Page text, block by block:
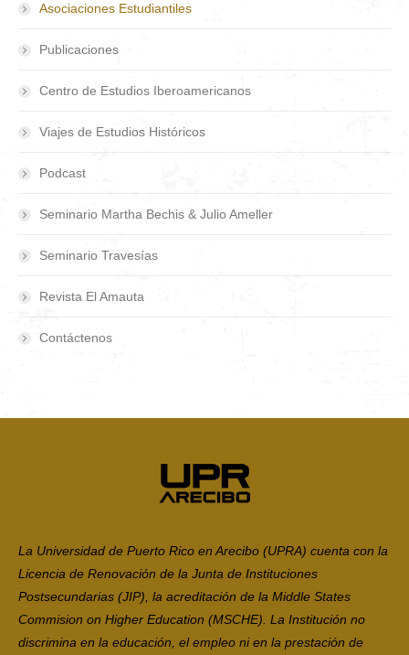
Asociaciones Estudiantiles
Publicaciones
Centro de Estudios Iberoamericanos
Viajes de Estudios Históricos
Podcast
Seminario Martha Bechis & Julio Ameller
Seminario Travesías
Revista El Amauta
Contáctenos
La Universidad de Puerto Rico en Arecibo (UPRA) cuenta con la
Licencia de Renovación de la Junta de Instituciones
Postsecundarias (JIP), la acreditación de la Middle States
Commision on Higher Education (MSCHE). La Institución no
discrimina en la educación, el empleo ni en la prestación de